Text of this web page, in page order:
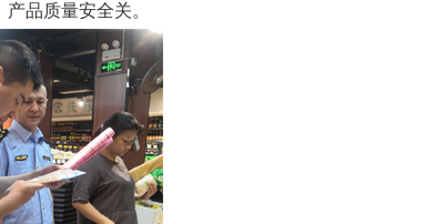
品质量安全关。